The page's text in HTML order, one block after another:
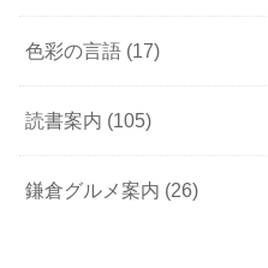
色彩の言語 (17)
読書案内 (105)
鎌倉グルメ案内 (26)